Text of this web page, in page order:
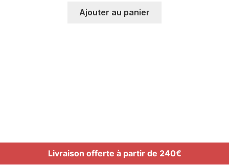
Ajouter au panier
Livraison offerte à partir de 240€